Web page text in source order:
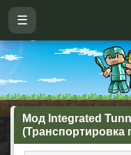
☰
Мод Integrated
(Транспортировка